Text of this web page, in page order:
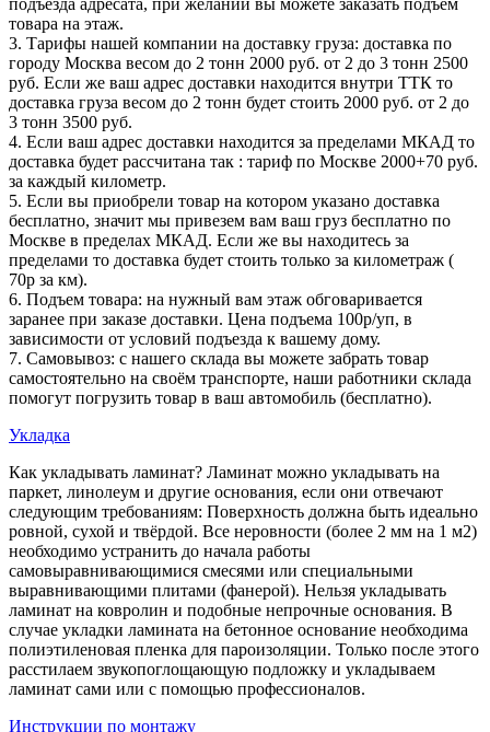
подъезда адресата, при желании вы можете заказать подъем
товара на этаж.
3. Тарифы нашей компании на доставку груза: доставка по
городу Москва весом до 2 тонн 2000 руб. от 2 до 3 тонн 2500
руб. Если же ваш адрес доставки находится внутри ТТК то
доставка груза весом до 2 тонн будет стоить 2000 руб. от 2 до
3 тонн 3500 руб.
4. Если ваш адрес доставки находится за пределами МКАД то
доставка будет рассчитана так : тариф по Москве 2000+70 руб.
за каждый километр.
5. Если вы приобрели товар на котором указано доставка
бесплатно, значит мы привезем вам ваш груз бесплатно по
Москве в пределах МКАД. Если же вы находитесь за
пределами то доставка будет стоить только за километраж (
70р за км).
6. Подъем товара: на нужный вам этаж обговаривается
заранее при заказе доставки. Цена подъема 100р/уп, в
зависимости от условий подъезда к вашему дому.
7. Самовывоз: с нашего склада вы можете забрать товар
самостоятельно на своём транспорте, наши работники склада
помогут погрузить товар в ваш автомобиль (бесплатно).
Укладка
Как укладывать ламинат? Ламинат можно укладывать на
паркет, линолеум и другие основания, если они отвечают
следующим требованиям: Поверхность должна быть идеально
ровной, сухой и твёрдой. Все неровности (более 2 мм на 1 м2)
необходимо устранить до начала работы
самовыравнивающимися смесями или специальными
выравнивающими плитами (фанерой). Нельзя укладывать
ламинат на ковролин и подобные непрочные основания. В
случае укладки ламината на бетонное основание необходима
полиэтиленовая пленка для пароизоляции. Только после этого
расстилаем звукопоглощающую подложку и укладываем
ламинат сами или с помощью профессионалов.
Инструкции по монтажу